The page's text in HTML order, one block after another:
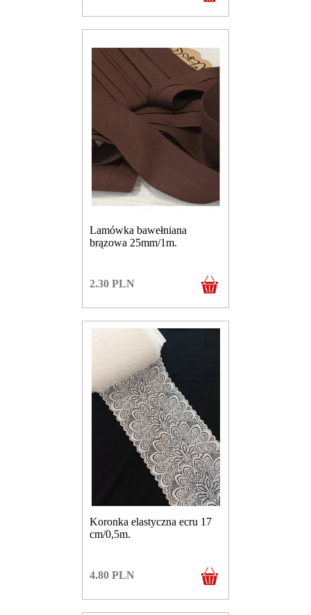
Lamówka bawełniana
brązowa 25mm/1m.
2.30 PLN
Koronka elastyczna ecru 17
cm/0,5m.
4.80 PLN